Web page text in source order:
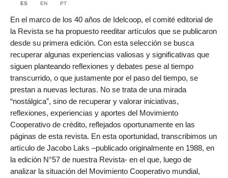
ES EN PT
En el marco de los 40 años de Idelcoop, el comité editorial de
la Revista se ha propuesto reeditar artículos que se publicaron
desde su primera edición. Con esta selección se busca
recuperar algunas experiencias valiosas y significativas que
siguen planteando reflexiones y debates pese al tiempo
transcurrido, o que justamente por el paso del tiempo, se
prestan a nuevas lecturas. No se trata de una mirada
“nostálgica”, sino de recuperar y valorar iniciativas,
reflexiones, experiencias y aportes del Movimiento
Cooperativo de crédito, reflejados oportunamente en las
páginas de esta revista. En esta oportunidad, transcribimos un
artículo de Jacobo Laks –publicado originalmente en 1988, en
la edición N°57 de nuestra Revista- en el que, luego de
analizar la situación del Movimiento Cooperativo mundial,